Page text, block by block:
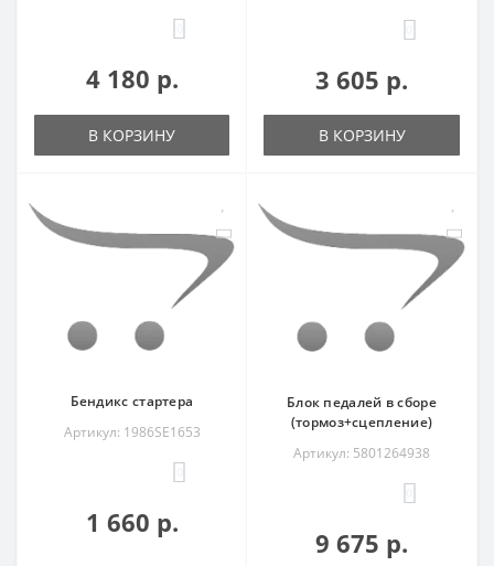
4 180 р.
В КОРЗИНУ
3 605 р.
В КОРЗИНУ
Бендикс стартера
Артикул: 1986SE1653
1 660 р.
Блок педалей в сборе
(тормоз+сцепление)
Артикул: 5801264938
9 675 р.